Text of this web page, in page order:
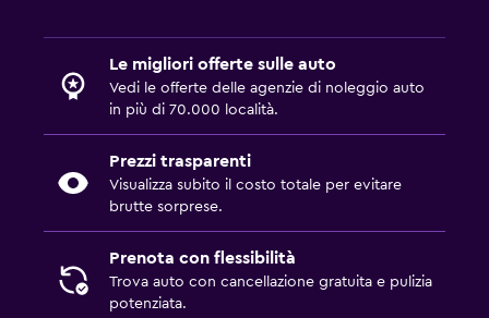
Le migliori offerte sulle auto
Vedi le offerte delle agenzie di noleggio auto
in più di 70.000 località.
Prezzi trasparenti
Visualizza subito il costo totale per evitare
brutte sorprese.
Prenota con flessibilità
Trova auto con cancellazione gratuita e pulizia
potenziata.